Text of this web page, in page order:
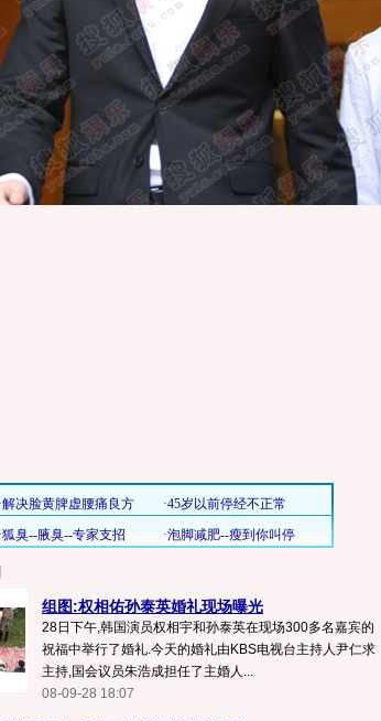
组图:权相佑孙泰英婚礼现场曝光
28日下午,韩国演员权相宇和孙泰英在现场300多名嘉宾的
祝福中举行了婚礼.今天的婚礼由KBS电视台主持人尹仁求
主持,国会议员朱浩成担任了主婚人...
08-09-28 18:07